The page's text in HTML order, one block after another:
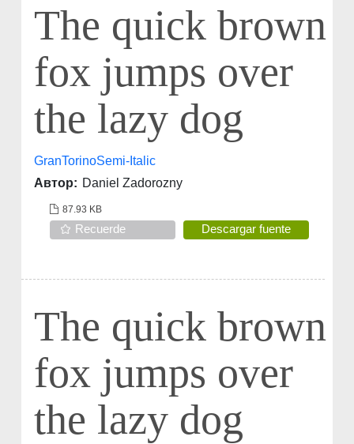
The quick brown
fox jumps over
the lazy dog
GranTorinoSemi-Italic
Автор: Daniel Zadorozny
87.93 KB
Recuerde Descargar fuente
The quick brown
fox jumps over
the lazy dog